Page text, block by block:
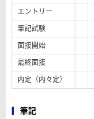
エントリー
筆記試験
面接開始
最終面接
内定（内々定）
筆記